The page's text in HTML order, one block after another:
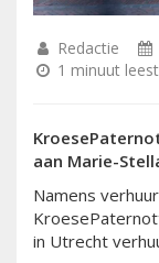
Redactie
1 minuut
aan Marie-
Namens
in Utrecht